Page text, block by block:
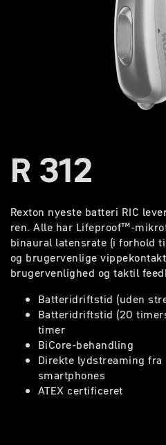
R 312
Rexton nyeste batteri RIC
ren. Alle har Lifeproof™-
binaural latensrate (i forhold
og brugervenlige
brugervenlighed og taktil
Batteridriftstid (uden
Batteridriftstid (20
timer
BiCore-behandling
Direkte lydstreaming fra
smartphones
ATEX certificeret